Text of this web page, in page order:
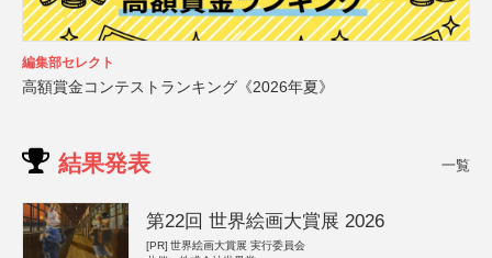
編集部セレクト
高額賞金コンテストランキング《2026年夏》
結果発表 一覧
第22回 世界絵画大賞展 2026
[PR] 世界絵画大賞展 実行委員会